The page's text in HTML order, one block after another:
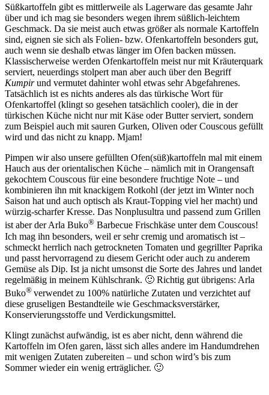
Süßkartoffeln gibt es mittlerweile als Lagerware das gesamte Jahr
über und ich mag sie besonders wegen ihrem süßlich-leichtem
Geschmack. Da sie meist auch etwas größer als normale Kartoffeln
sind, eignen sie sich als Folien- bzw. Ofenkartoffeln besonders gut,
auch wenn sie deshalb etwas länger im Ofen backen müssen.
Klassischerweise werden Ofenkartoffeln meist nur mit Kräuterquark
serviert, neuerdings stolpert man aber auch über den Begriff
Kumpirund vermutet dahinter wohl etwas sehr Abgefahrenes.
Tatsächlich ist es nichts anderes als das türkische Wort für
Ofenkartoffel (klingt so gesehen tatsächlich cooler), die in der
türkischen Küche nicht nur mit Käse oder Butter serviert, sondern
zum Beispiel auch mit sauren Gurken, Oliven oder Couscous gefüllt
wird und das nicht zu knapp. Mjam!
Pimpen wir also unsere gefüllten Ofen(süß)kartoffeln mal mit einem
Hauch aus der orientalischen Küche – nämlich mit in Orangensaft
gekochtem Couscous für eine besondere fruchtige Note – und
kombinieren ihn mit knackigem Rotkohl (der jetzt im Winter noch
Saison hat und auch optisch als Kraut-Topping viel her macht) und
würzig-scharfer Kresse. Das Nonplusultra und passend zum Grillen
ist aber der Arla Buko® Barbecue Frischkäse unter dem Couscous!
Ich mag ihn besonders, weil er sehr cremig und aromatisch ist –
schmeckt herrlich nach getrockneten Tomaten und gegrillter Paprika
und passt hervorragend zu diesem Gericht oder auch zu anderem
Gemüse als Dip. Ist ja nicht umsonst die Sorte des Jahres und landet
regelmäßig in meinem Kühlschrank. 🙂 Richtig gut übrigens: Arla
Buko® verwendet zu 100% natürliche Zutaten und verzichtet auf
diese gruseligen Bestandteile wie Geschmacksverstärker,
Konservierungsstoffe und Verdickungsmittel.
Klingt zunächst aufwändig, ist es aber nicht, denn während die
Kartoffeln im Ofen garen, lässt sich alles andere im Handumdrehen
mit wenigen Zutaten zubereiten – und schon wird’s bis zum
Sommer wieder ein wenig erträglicher. 🙂